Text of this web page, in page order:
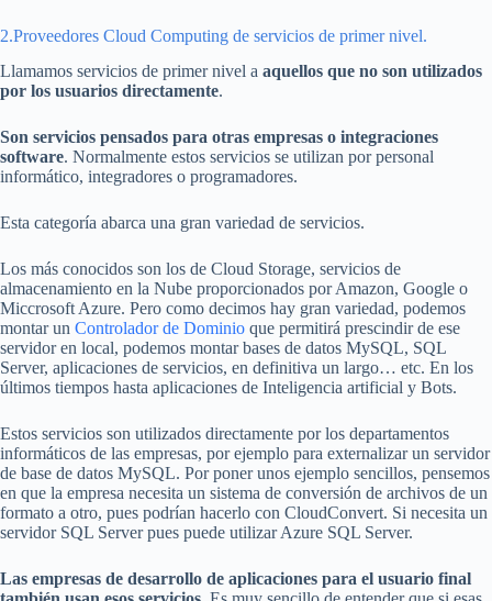
2.Proveedores Cloud Computing de servicios de primer nivel.
Llamamos servicios de primer nivel a aquellos que no son utilizados
por los usuarios directamente.
Son servicios pensados para otras empresas o integraciones
software. Normalmente estos servicios se utilizan por personal
informático, integradores o programadores.
Esta categoría abarca una gran variedad de servicios.
Los más conocidos son los de Cloud Storage, servicios de
almacenamiento en la Nube proporcionados por Amazon, Google o
Miccrosoft Azure. Pero como decimos hay gran variedad, podemos
montar un Controlador de Dominio que permitirá prescindir de ese
servidor en local, podemos montar bases de datos MySQL, SQL
Server, aplicaciones de servicios, en definitiva un largo… etc. En los
últimos tiempos hasta aplicaciones de Inteligencia artificial y Bots.
Estos servicios son utilizados directamente por los departamentos
informáticos de las empresas, por ejemplo para externalizar un servidor
de base de datos MySQL. Por poner unos ejemplo sencillos, pensemos
en que la empresa necesita un sistema de conversión de archivos de un
formato a otro, pues podrían hacerlo con CloudConvert. Si necesita un
servidor SQL Server pues puede utilizar Azure SQL Server.
Las empresas de desarrollo de aplicaciones para el usuario final